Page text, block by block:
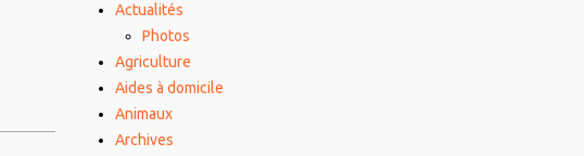
Actualités
Photos
Agriculture
Aides à domicile
Animaux
Archives